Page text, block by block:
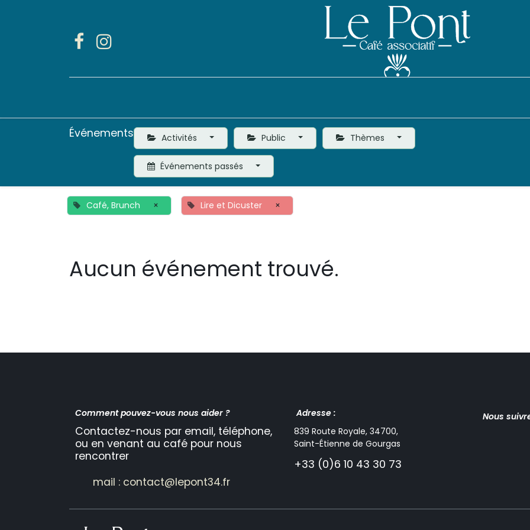
Événements Activités Public Thèmes
Événements passés
Café, Brunch × Lire et Dicuster ×
Aucun événement trouvé.
Nous
Adresse :
839 Route Royale, 34700,
Saint-Étienne de Gourgas
+33 (0)6 10 43 30 73
Comment pouvez-vous nous aider ?
Contactez-nous par email, téléphone,
ou en venant au café pour nous
rencontrer
mail : contact@lepont34.fr​​​​​​